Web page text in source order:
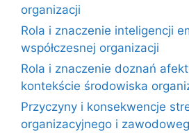
organizacji
Rola i znaczenie inteligencji
współczesnej organizacji
Rola i znaczenie doznań
kontekście środowiska
Przyczyny i konsekwencje
organizacyjnego i